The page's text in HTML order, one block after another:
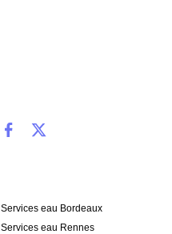
Services eau Bordeaux
Services eau Rennes